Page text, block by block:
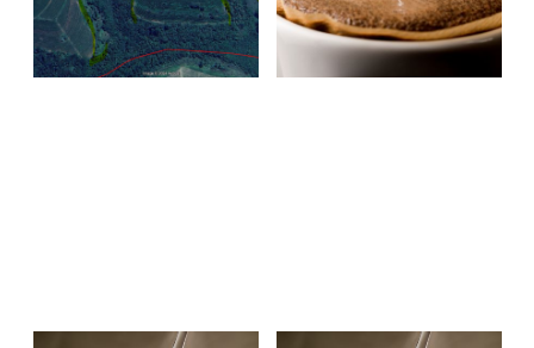
サスティナブル関連
ニュース
重要なお知らせ
ニュース